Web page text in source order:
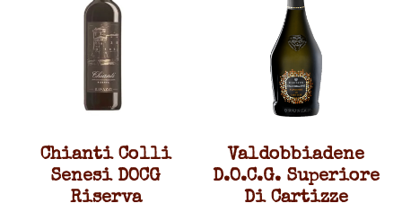
Chianti Colli
Senesi DOCG
Riserva
Valdobbiadene
D.O.C.G. Superiore
Di Cartizze